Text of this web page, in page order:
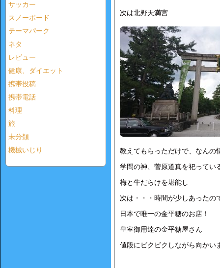
サッカー
スノーボード
テーマパーク
ネタ
レビュー
健康、ダイエット
携帯投稿
携帯電話
料理
旅
未分類
機械いじり
次は北野天満宮
教えてもらっただけで、なんの
学問の神、菅原道真を祀ってい
梅と牛だらけを堪能し
次は・・・時間が少しあったの
日本で唯一の金平糖のお店！
皇室御用達の金平糖屋さん
値段にビクビクしながら向かい